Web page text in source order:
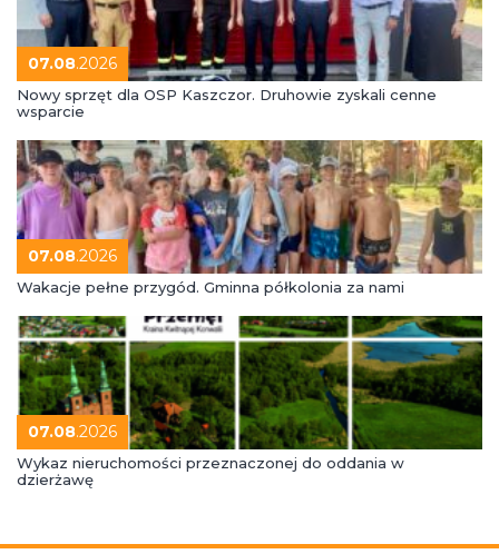
07.08.2026
Nowy sprzęt dla OSP Kaszczor. Druhowie zyskali cenne
wsparcie
07.08.2026
Wakacje pełne przygód. Gminna półkolonia za nami
07.08.2026
Wykaz nieruchomości przeznaczonej do oddania w
dzierżawę